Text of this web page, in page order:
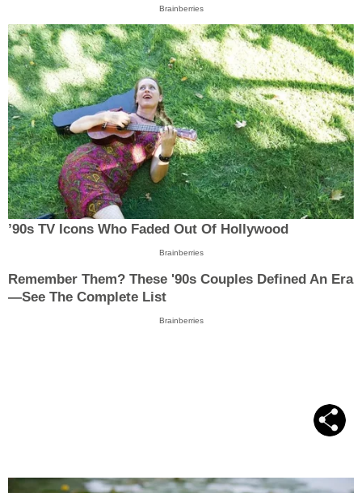
Brainberries
’90s TV Icons Who Faded Out Of Hollywood
Brainberries
Remember Them? These '90s Couples Defined An Era
—See The Complete List
Brainberries